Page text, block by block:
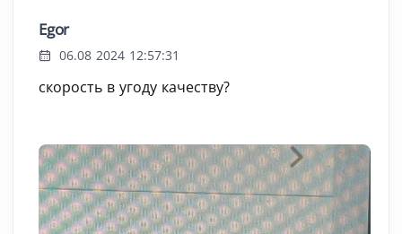
Egor
06.08 2024 12:57:31
скорость в угоду качеству?